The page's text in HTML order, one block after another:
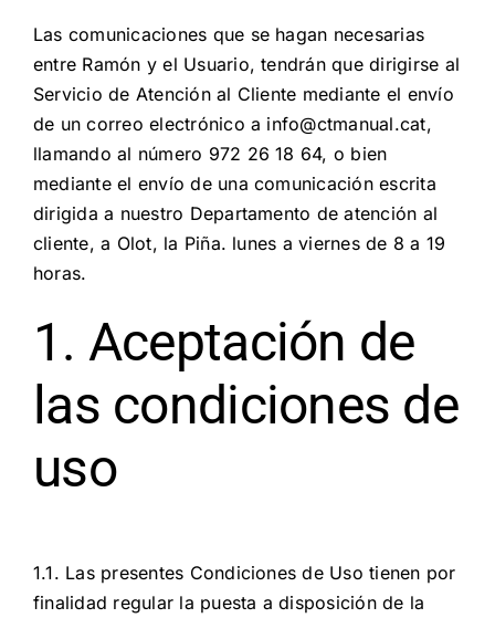
Las comunicaciones que se hagan necesarias
entre Ramón y el Usuario, tendrán que dirigirse al
Servicio de Atención al Cliente mediante el envío
de un correo electrónico a info@ctmanual.cat,
llamando al número 972 26 18 64, o bien
mediante el envío de una comunicación escrita
dirigida a nuestro Departamento de atención al
cliente, a Olot, la Piña. lunes a viernes de 8 a 19
horas.
1. Aceptación de
las condiciones de
uso
1.1. Las presentes Condiciones de Uso tienen por
finalidad regular la puesta a disposición de la